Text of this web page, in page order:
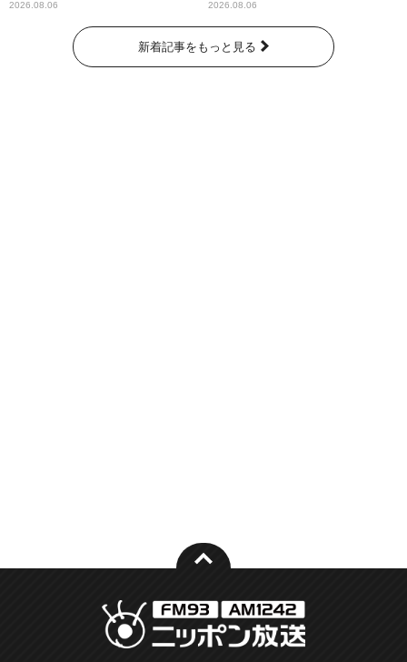
2026.08.06 2026.08.06
新着記事をもっと見る